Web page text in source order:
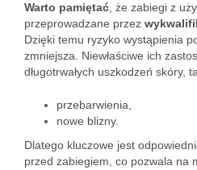
Warto pamiętać , że zabiegi z
przeprowadzane przez
Dzięki temu ryzyko wystąpienia
zmniejsza. Niewłaściwe ich
długotrwałych uszkodzeń skóry,
przebarwienia,
nowe blizny.
Dlatego kluczowe jest
przed zabiegiem, co pozwala na